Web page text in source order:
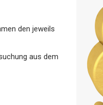
den jeweils
aus dem